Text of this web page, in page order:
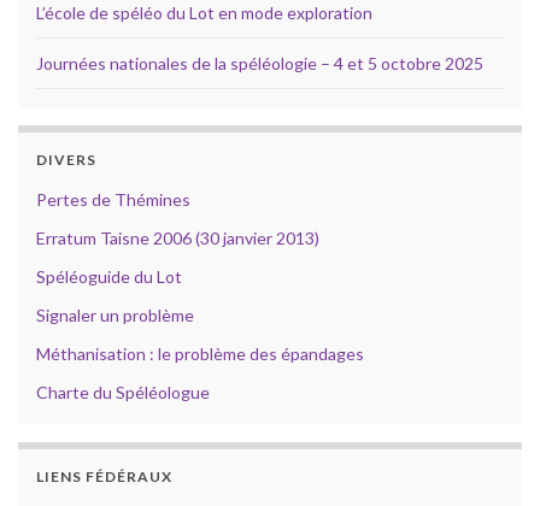
L’école de spéléo du Lot en mode exploration
Journées nationales de la spéléologie – 4 et 5 octobre 2025
DIVERS
Pertes de Thémines
Erratum Taisne 2006 (30 janvier 2013)
Spéléoguide du Lot
Signaler un problème
Méthanisation : le problème des épandages
Charte du Spéléologue
LIENS FÉDÉRAUX